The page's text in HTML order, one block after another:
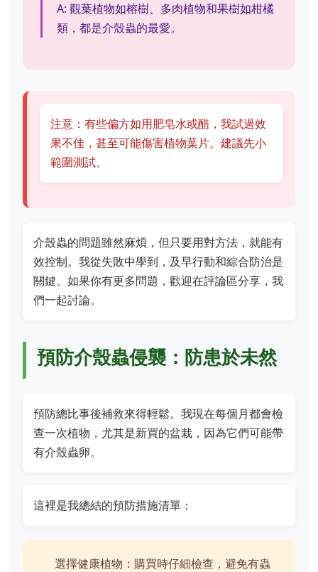
A: 觀葉植物如榕樹、多肉植物和果樹如柑橘
類，都是介殼蟲的最愛。
注意：有些偏方如用肥皂水或醋，我試過效
果不佳，甚至可能傷害植物葉片。建議先小
範圍測試。
介殼蟲的問題雖然麻煩，但只要用對方法，就能有
效控制。我從失敗中學到，及早行動和綜合防治是
關鍵。如果你有更多問題，歡迎在評論區分享，我
們一起討論。
預防介殼蟲侵襲：防患於未然
預防總比事後補救來得輕鬆。我現在每個月都會檢
查一次植物，尤其是新買的盆栽，因為它們可能帶
有介殼蟲卵。
這裡是我總結的預防措施清單：
選擇健康植物：購買時仔細檢查，避免有蟲